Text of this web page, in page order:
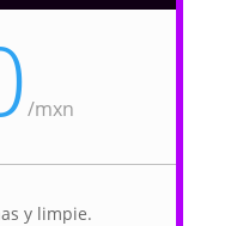
/mxn
y limpie.